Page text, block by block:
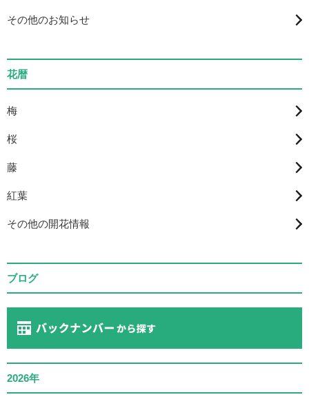
その他のお知らせ
花暦
梅
桜
藤
紅葉
その他の開花情報
ブログ
2026年